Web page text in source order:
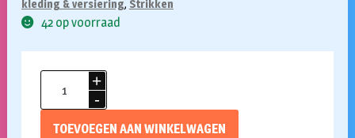
kleding & versiering, Strikken
42 op voorraad
goud
TOEVOEGEN AAN WINKELWAGEN